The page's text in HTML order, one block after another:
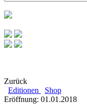
Zurück
Editionen
Shop
Eröffnung: 01.01.2018